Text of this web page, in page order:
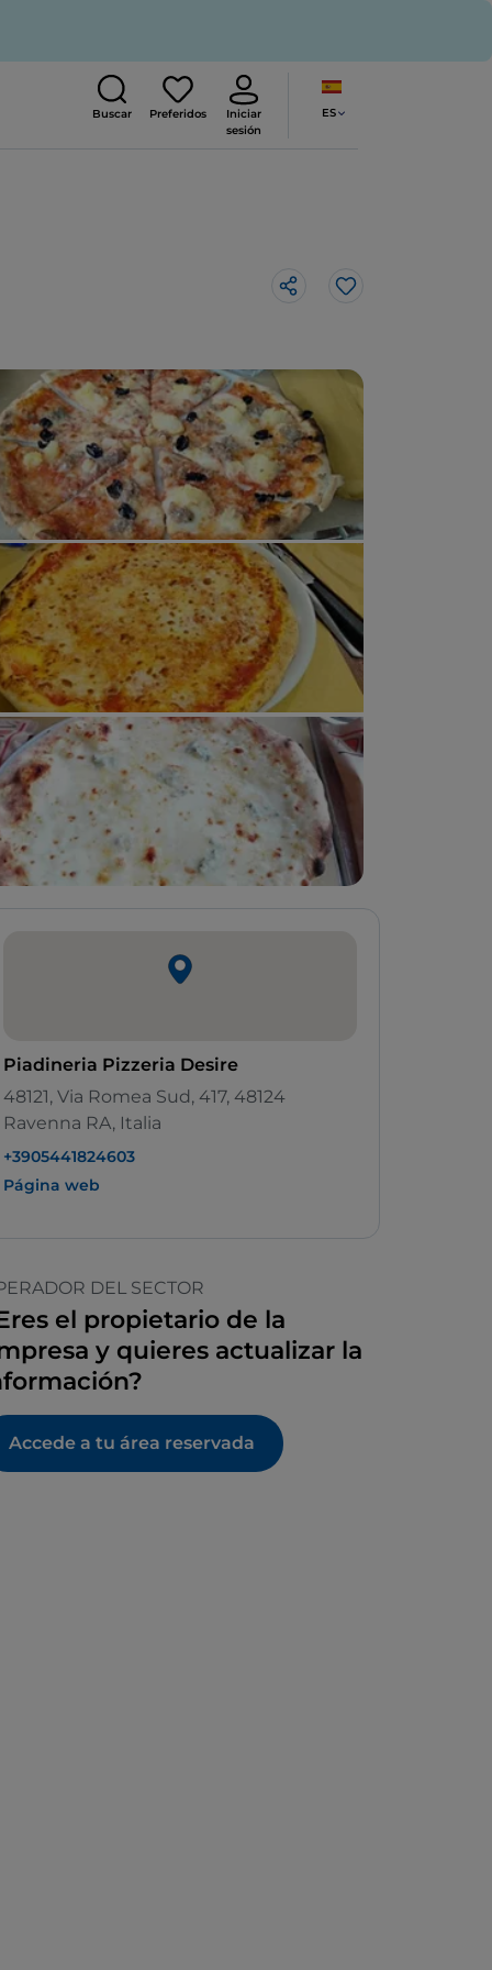
Buscar Preferidos
Iniciar
sesión
ES
Me gusta
Piadineria Pizzeria Desire
48121, Via Romea Sud, 417, 48124
Ravenna RA, Italia
+3905441824603
Página web
DEL SECTOR
el propietario de la
y quieres actualizar la
Accede a tu área reservada